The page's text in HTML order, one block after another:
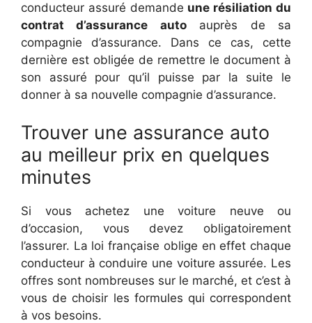
conducteur assuré demande une résiliation du
contrat d’assurance autoauprès de sa
compagnie d’assurance. Dans ce cas, cette
dernière est obligée de remettre le document à
son assuré pour qu’il puisse par la suite le
donner à sa nouvelle compagnie d’assurance.
Trouver une assurance auto
au meilleur prix en quelques
minutes
Si vous achetez une voiture neuve ou
d’occasion, vous devez obligatoirement
l’assurer. La loi française oblige en effet chaque
conducteur à conduire une voiture assurée. Les
offres sont nombreuses sur le marché, et c’est à
vous de choisir les formules qui correspondent
à vos besoins.